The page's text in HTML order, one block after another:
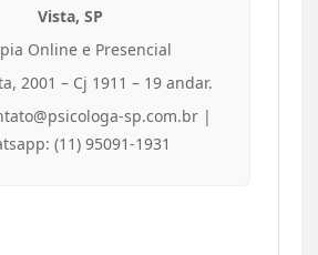
Vista, SP
Online e Presencial
2001 – Cj 1911 – 19 andar.
sp.com.br |
(11) 95091-1931